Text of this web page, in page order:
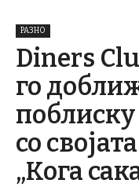
РАЗНО
Diners
го
поблиску
со
„Кога